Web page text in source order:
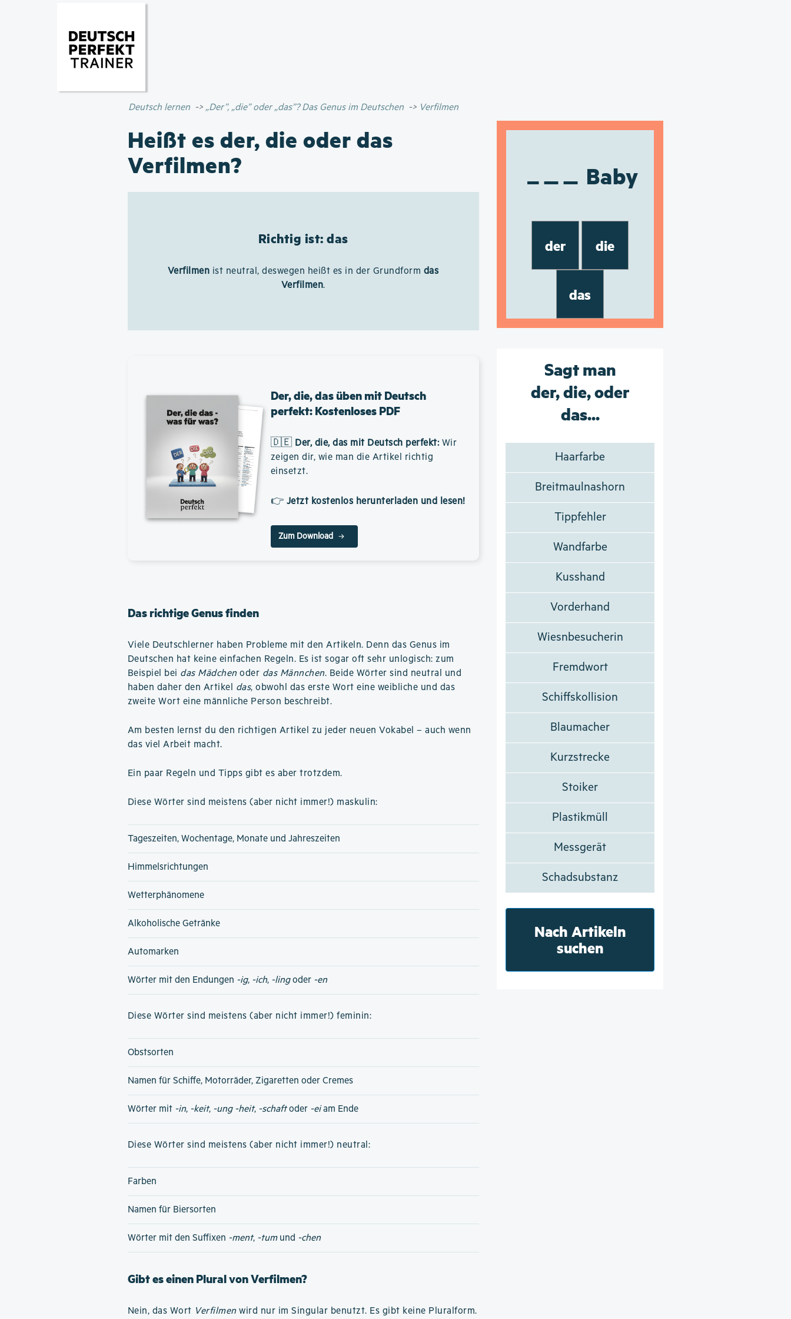
Deutsch lernen „Der”, „die” oder „das”? Das Genus im Deutschen Verfilmen
Heißt es der, die oder das
Verfilmen?
Richtig ist: das
Verfilmen ist neutral, deswegen heißt es in der Grundform das
Verfilmen.
Der, die, das üben mit Deutsch
perfekt: Kostenloses PDF
🇩🇪 Der, die, das mit Deutsch perfekt: Wir
zeigen dir, wie man die Artikel richtig
einsetzt.
👉 Jetzt kostenlos herunterladen und lesen!
Zum Download
Das richtige Genus finden
Viele Deutschlerner haben Probleme mit den Artikeln. Denn das Genus im
Deutschen hat keine einfachen Regeln. Es ist sogar oft sehr unlogisch: zum
Beispiel bei das Mädchen oder das Männchen. Beide Wörter sind neutral und
haben daher den Artikel das, obwohl das erste Wort eine weibliche und das
zweite Wort eine männliche Person beschreibt.
Am besten lernst du den richtigen Artikel zu jeder neuen Vokabel – auch wenn
das viel Arbeit macht.
Ein paar Regeln und Tipps gibt es aber trotzdem.
Diese Wörter sind meistens (aber nicht immer!) maskulin:
Tageszeiten, Wochentage, Monate und Jahreszeiten
Himmelsrichtungen
Wetterphänomene
Alkoholische Getränke
Automarken
Wörter mit den Endungen -ig, -ich, -lingoder -en
Diese Wörter sind meistens (aber nicht immer!) feminin:
Obstsorten
Namen für Schiffe, Motorräder, Zigaretten oder Cremes
Wörter mit -in, -keit, -ung -heit, -schaftoder -eiam Ende
Diese Wörter sind meistens (aber nicht immer!) neutral:
Farben
Namen für Biersorten
Wörter mit den Suffixen -ment, -tumund -chen
Gibt es einen Plural von Verfilmen?
Nein, das Wort Verfilmen wird nur im Singular benutzt. Es gibt keine Pluralform.
Baby
der die
das
Sagt man
der, die, oder
das...
Haarfarbe
Breitmaulnashorn
Tippfehler
Wandfarbe
Kusshand
Vorderhand
Wiesnbesucherin
Fremdwort
Schiffskollision
Blaumacher
Kurzstrecke
Stoiker
Plastikmüll
Messgerät
Schadsubstanz
Nach Artikeln
suchen